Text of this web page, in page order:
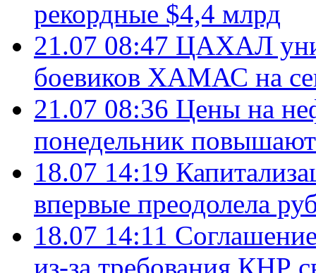
рекордные $4,4 млрд
21.07 08:47 ЦАХАЛ
боевиков ХАМАС на
21.07 08:36 Цены на
понедельник
18.07 14:19
впервые преодолела
18.07 14:11
из-за требования КНР